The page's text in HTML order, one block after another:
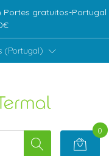
Portes gratuitos-Portugal
(Portugal)
0